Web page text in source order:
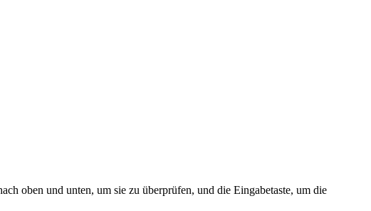
oben und unten, um sie zu überprüfen, und die Eingabetaste, um die